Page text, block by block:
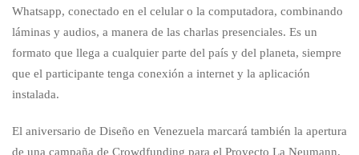
Whatsapp, conectado en el celular o la computadora, combinando
láminas y audios, a manera de las charlas presenciales. Es un
formato que llega a cualquier parte del país y del planeta, siempre
que el participante tenga conexión a internet y la aplicación
instalada.
El aniversario de Diseño en Venezuela marcará también la apertura
de una campaña de Crowdfunding para el Proyecto La Neumann.